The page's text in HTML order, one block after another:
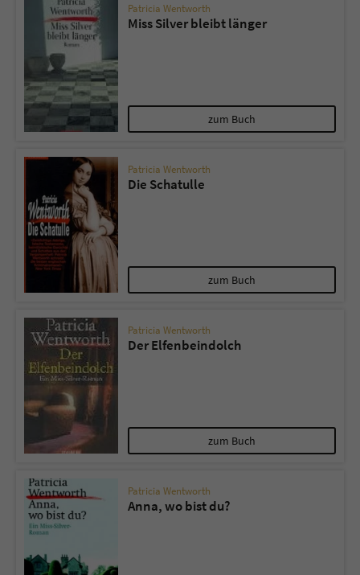
Patricia Wentworth
Miss Silver bleibt länger
zum Buch
Patricia Wentworth
Die Schatulle
zum Buch
Patricia Wentworth
Der Elfenbeindolch
zum Buch
Patricia Wentworth
Anna, wo bist du?